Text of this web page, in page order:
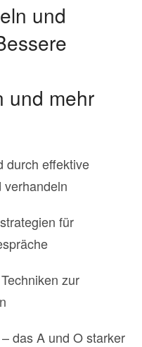
und
und mehr
durch effektive
verhandeln
für
zur
das A und O starker